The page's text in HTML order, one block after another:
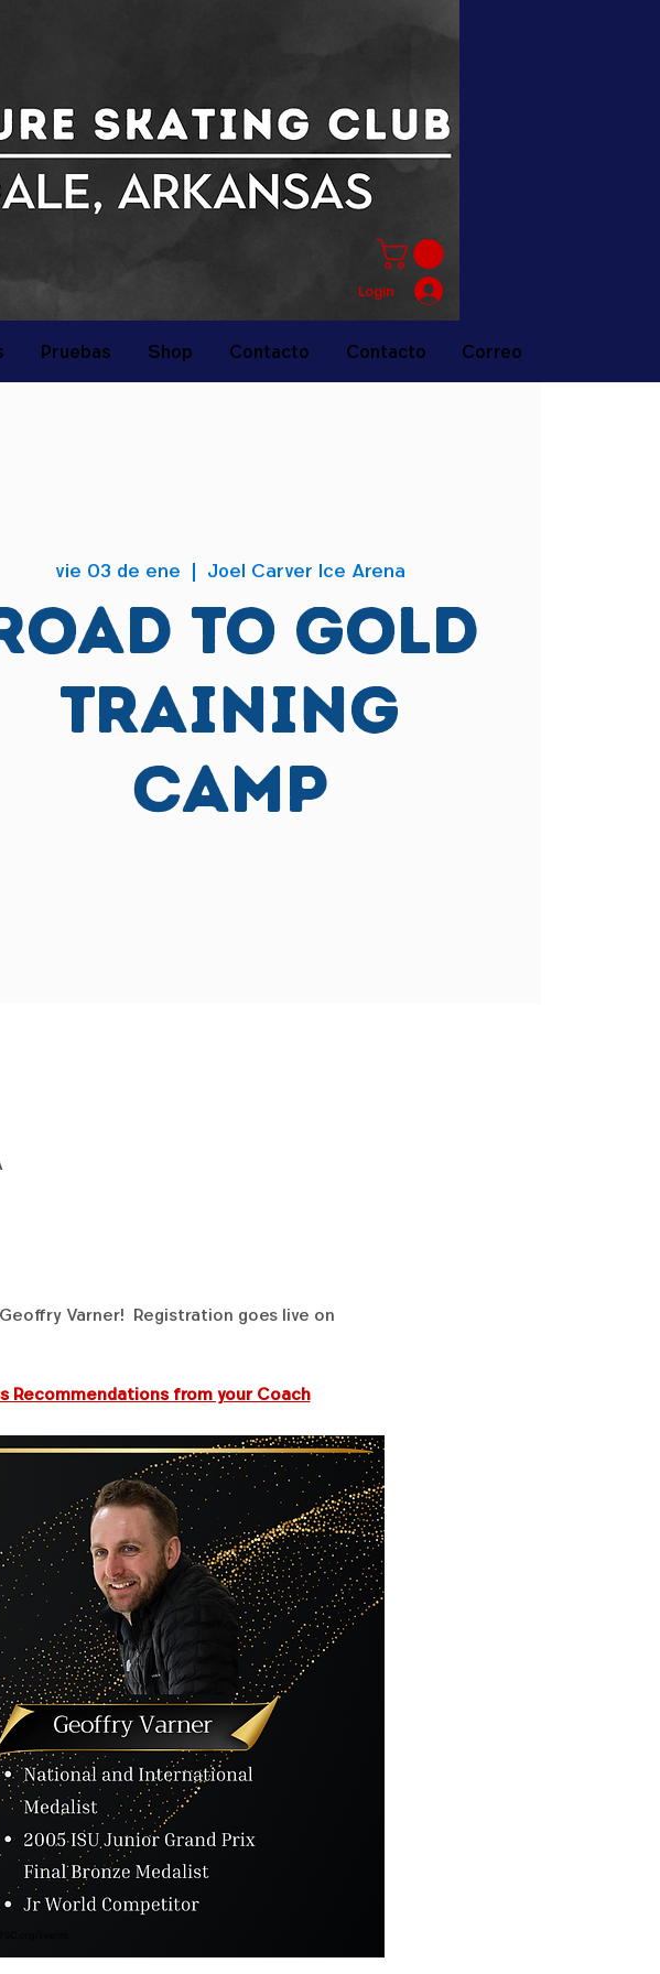
Login
Pruebas Shop Contacto Contacto Correo
vie 03 de ene Joel Carver Ice Arena
to Gold
Training
Camp
Varner!  Registration goes live on
Recommendations from your Coach